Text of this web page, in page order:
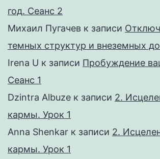
год. Сеанс 2
Михаил Пугачев к записи
темных структур и внеземных
Irena U к записи Пробуждение
Сеанс 1
Dzintra Albuze к записи 2.
кармы. Урок 1
Anna Shenkar к записи 2.
кармы. Урок 1